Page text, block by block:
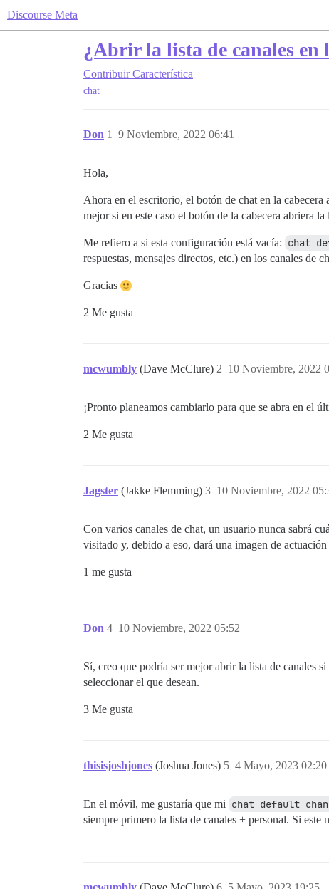
Discourse Meta
¿Abrir la lista de canales
Contribuir Característica
chat
Don 9 Noviembre, 2022 06:41
1
Hola,
Ahora en el escritorio, el botón de chat en la
mejor si en este caso el botón de la cabecera abriera
Me refiero a si esta configuración está vacía: chat
respuestas, mensajes directos, etc.) en los canales de
Gracias
2 Me gusta
mcwumbly (Dave McClure) 10 Noviembre, 2022
2
¡Pronto planeamos cambiarlo para que se abra en el
2 Me gusta
Jagster (Jakke Flemming) 10 Noviembre, 2022
3
Con varios canales de chat, un usuario nunca sabrá
visitado y, debido a eso, dará una imagen de actuación
1 me gusta
Don 10 Noviembre, 2022 05:52
4
Sí, creo que podría ser mejor abrir la lista de canales
seleccionar el que desean.
3 Me gusta
thisisjoshjones (Joshua Jones) 4 Mayo, 2023 02:20
5
En el móvil, me gustaría que mi chat default
siempre primero la lista de canales + personal. Si